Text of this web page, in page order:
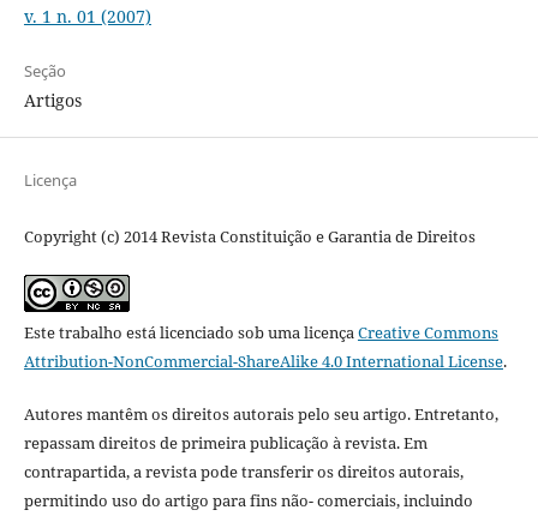
v. 1 n. 01 (2007)
Seção
Artigos
Licença
Copyright (c) 2014 Revista Constituição e Garantia de Direitos
Este trabalho está licenciado sob uma licençaCreative Commons
Attribution-NonCommercial-ShareAlike 4.0 International License.
Autores mantêm os direitos autorais pelo seu artigo. Entretanto,
repassam direitos de primeira publicação à revista. Em
contrapartida, a revista pode transferir os direitos autorais,
permitindo uso do artigo para fins não- comerciais, incluindo